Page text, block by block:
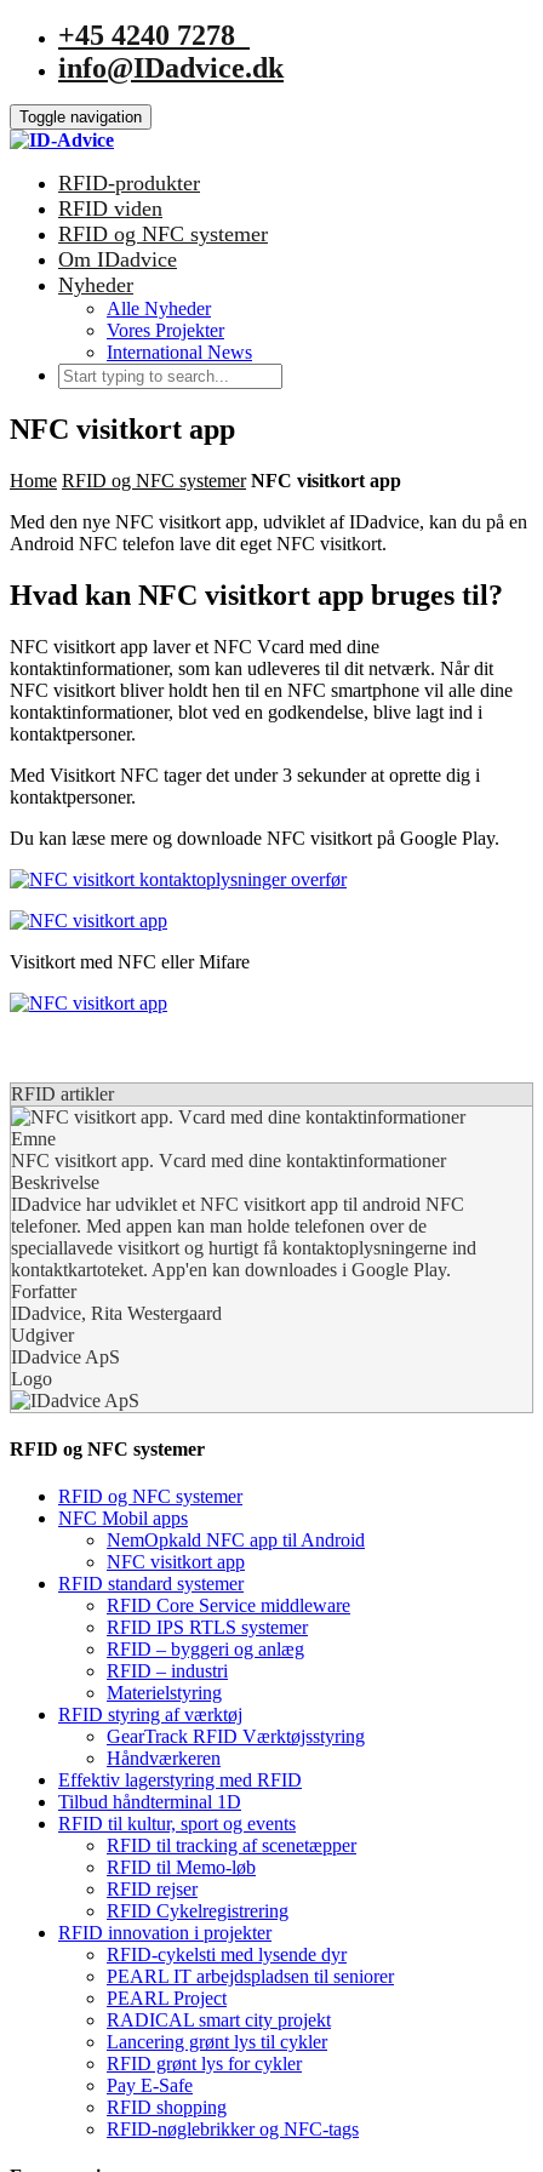
+45 4240 7278
info@IDadvice.dk
Toggle navigation
RFID-produkter
RFID viden
RFID og NFC systemer
Om IDadvice
Nyheder
Alle Nyheder
Vores Projekter
International News
NFC visitkort app
Home RFID og NFC systemer NFC visitkort app
Med den nye NFC visitkort app, udviklet af IDadvice, kan du på en
Android NFC telefon lave dit eget NFC visitkort.
Hvad kan NFC visitkort app bruges til?
NFC visitkort app laver et NFC Vcard med dine
kontaktinformationer, som kan udleveres til dit netværk. Når dit
NFC visitkort bliver holdt hen til en NFC smartphone vil alle dine
kontaktinformationer, blot ved en godkendelse, blive lagt ind i
kontaktpersoner.
Med Visitkort NFC tager det under 3 sekunder at oprette dig i
kontaktpersoner.
Du kan læse mere og downloade NFC visitkort på Google Play.
Visitkort med NFC eller Mifare
RFID artikler
Emne
NFC visitkort app. Vcard med dine kontaktinformationer
Beskrivelse
IDadvice har udviklet et NFC visitkort app til android NFC
telefoner. Med appen kan man holde telefonen over de
speciallavede visitkort og hurtigt få kontaktoplysningerne ind
kontaktkartoteket. App'en kan downloades i Google Play.
Forfatter
IDadvice, Rita Westergaard
Udgiver
IDadvice ApS
Logo
RFID og NFC systemer
RFID og NFC systemer
NFC Mobil apps
NemOpkald NFC app til Android
NFC visitkort app
RFID standard systemer
RFID Core Service middleware
RFID IPS RTLS systemer
RFID – byggeri og anlæg
RFID – industri
Materielstyring
RFID styring af værktøj
GearTrack RFID Værktøjsstyring
Håndværkeren
Effektiv lagerstyring med RFID
Tilbud håndterminal 1D
RFID til kultur, sport og events
RFID til tracking af scenetæpper
RFID til Memo-løb
RFID rejser
RFID Cykelregistrering
RFID innovation i projekter
RFID-cykelsti med lysende dyr
PEARL IT arbejdspladsen til seniorer
PEARL Project
RADICAL smart city projekt
Lancering grønt lys til cykler
RFID grønt lys for cykler
Pay E-Safe
RFID shopping
RFID-nøglebrikker og NFC-tags